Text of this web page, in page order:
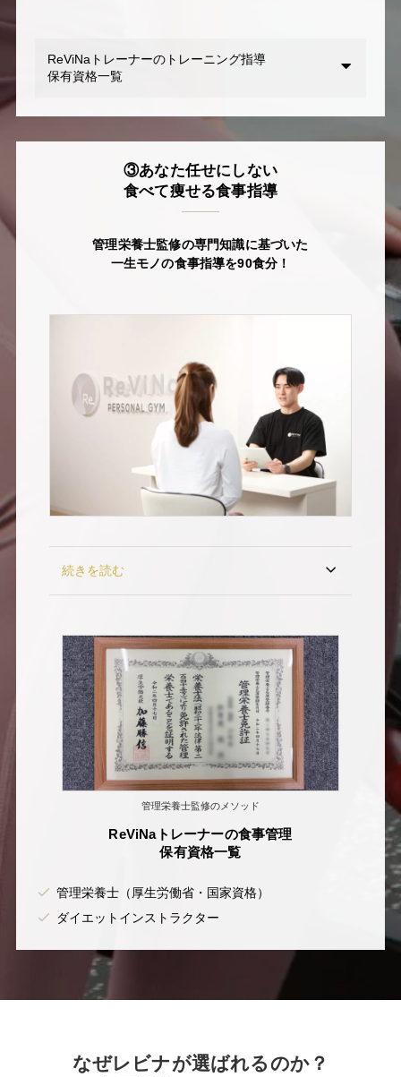
ReViNaトレーナーのトレーニング指導
保有資格一覧
③あなた任せにしない
食べて痩せる食事指導
管理栄養士監修の専門知識に基づいた
一生モノの食事指導を90食分！
続きを読む
管理栄養士監修のメソッド
ReViNaトレーナーの食事管理
保有資格一覧
管理栄養士（厚生労働省・国家資格）
ダイエットインストラクター
なぜレビナが選ばれるのか？